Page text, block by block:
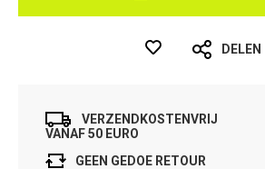
DELEN
VERZENDKOSTENVRIJ
VANAF 50 EURO
GEEN GEDOE RETOUR